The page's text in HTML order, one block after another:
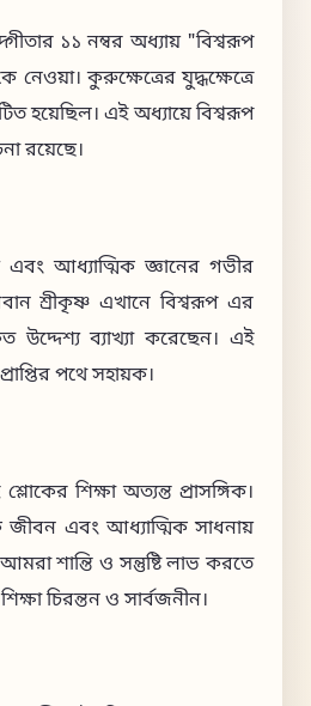
১১ নম্বর অধ্যায় "বিশ্বরূপ
নেওয়া। কুরুক্ষেত্রের যুদ্ধক্ষেত্রে
হয়েছিল। এই অধ্যায়ে বিশ্বরূপ
রয়েছে।
এবং আধ্যাত্মিক জ্ঞানের গভীর
শ্রীকৃষ্ণ এখানে বিশ্বরূপ এর
উদ্দেশ্য ব্যাখ্যা করেছেন। এই
পথে সহায়ক।
শিক্ষা অত্যন্ত প্রাসঙ্গিক।
জীবন এবং আধ্যাত্মিক সাধনায়
শান্তি ও সন্তুষ্টি লাভ করতে
চিরন্তন ও সার্বজনীন।